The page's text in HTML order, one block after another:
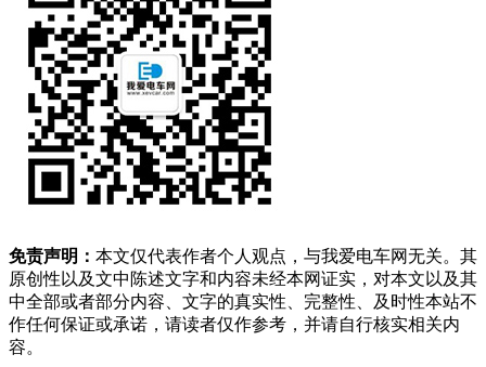
免责声明： 本文仅代表作者个人观点，与我爱电车网无关。其
原创性以及文中陈述文字和内容未经本网证实，对本文以及其
中全部或者部分内容、文字的真实性、完整性、及时性本站不
作任何保证或承诺，请读者仅作参考，并请自行核实相关内
容。